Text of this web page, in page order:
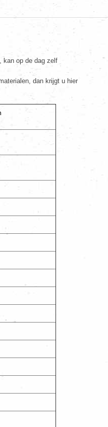
kan op de dag zelf
dan krijgt u hier